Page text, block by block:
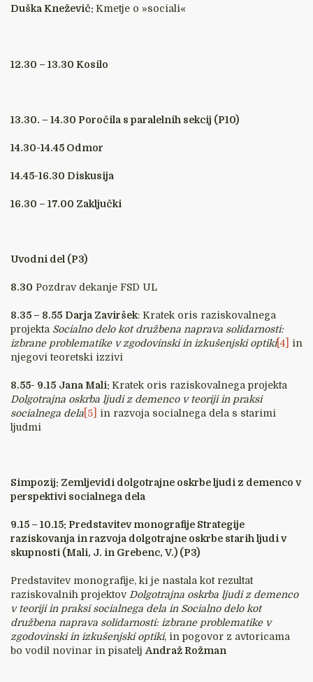
Duška Kneževič: Kmetje o »sociali«
12.30 – 13.30 Kosilo
13.30. – 14.30 Poročila s paralelnih sekcij (P10)
14.30-14.45 Odmor
14.45-16.30 Diskusija
16.30 – 17.00 Zaključki
Uvodni del (P3)
8.30 Pozdrav dekanje FSD UL
8.35 – 8.55 Darja Zaviršek: Kratek oris raziskovalnega
projekta Socialno delo kot družbena naprava solidarnosti:
izbrane problematike v zgodovinski in izkušenjski optiki[4]
in
njegovi teoretski izzivi
8.55- 9.15 Jana Mali: Kratek oris raziskovalnega projekta
Dolgotrajna oskrba ljudi z demenco v teoriji in praksi
socialnega dela [5]
in razvoja socialnega dela s starimi
ljudmi
Simpozij: Zemljevidi dolgotrajne oskrbe ljudi z demenco v
perspektivi socialnega dela
9.15 – 10.15: Predstavitev monografije Strategije
raziskovanja in razvoja dolgotrajne oskrbe starih ljudi v
skupnosti (Mali, J. in Grebenc, V.) (P3)
Predstavitev monografije, ki je nastala kot rezultat
raziskovalnih projektov Dolgotrajna oskrba ljudi z demenco
v teoriji in praksi socialnega dela in Socialno delo kot
družbena naprava solidarnosti: izbrane problematike v
zgodovinski in izkušenjski optiki, in pogovor z avtoricama
bo vodil novinar in pisatelj Andraž Rožman